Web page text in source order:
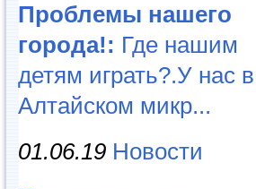
Проблемы нашего
города!: Где нашим
детям играть?.У нас в
Алтайском микр...
01.06.19 Новости